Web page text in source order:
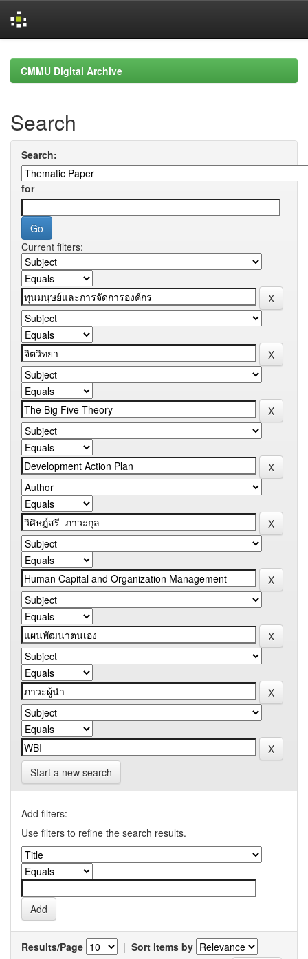
navigationCMMU Digital Archive
Search
Search:
for
Current filters:
Start a new search
Add filters:
Use filters to refine the search results.
Results/Page | Sort items by